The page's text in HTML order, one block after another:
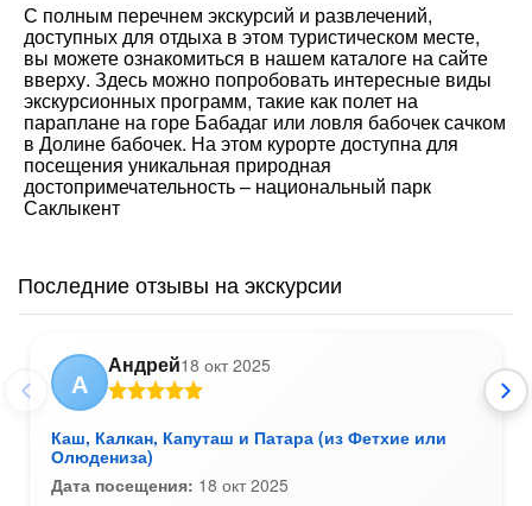
С полным перечнем экскурсий и развлечений,
доступных для отдыха в этом туристическом месте,
вы можете ознакомиться в нашем каталоге на сайте
вверху. Здесь можно попробовать интересные виды
экскурсионных программ, такие как полет на
параплане на горе Бабадаг или ловля бабочек сачком
в Долине бабочек. На этом курорте доступна для
посещения уникальная природная
достопримечательность – национальный парк
Саклыкент
Последние отзывы на экскурсии
А
Андрей18 окт 2025
Каш, Калкан, Капуташ и Патара (из Фетхие или
Олюдениза)
Дата посещения: 18 окт 2025